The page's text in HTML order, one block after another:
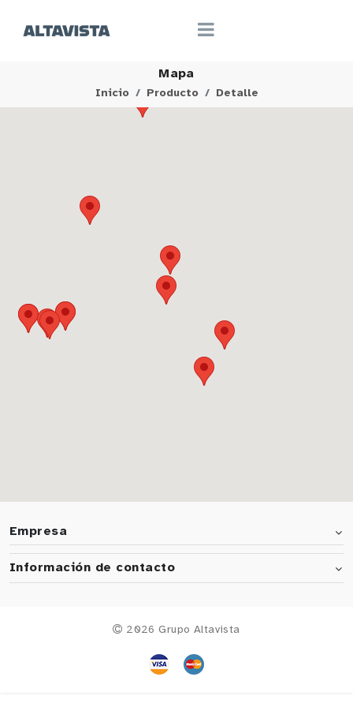
Mapa
Inicio Producto Detalle
Empresa
Información de contacto
2026 Grupo Altavista